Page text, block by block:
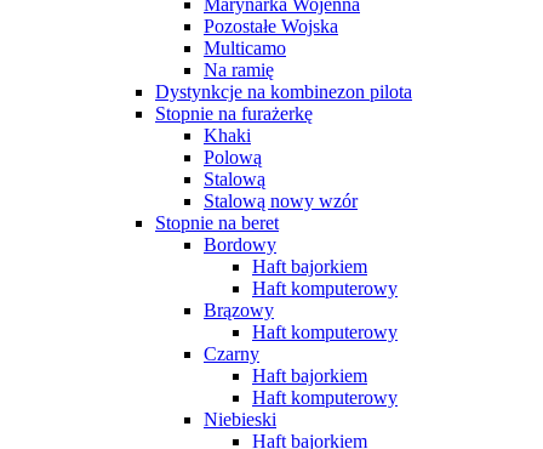
Marynarka Wojenna
Pozostałe Wojska
Multicamo
Na ramię
Dystynkcje na kombinezon pilota
Stopnie na furażerkę
Khaki
Polową
Stalową
Stalową nowy wzór
Stopnie na beret
Bordowy
Haft bajorkiem
Haft komputerowy
Brązowy
Haft komputerowy
Czarny
Haft bajorkiem
Haft komputerowy
Niebieski
Haft bajorkiem